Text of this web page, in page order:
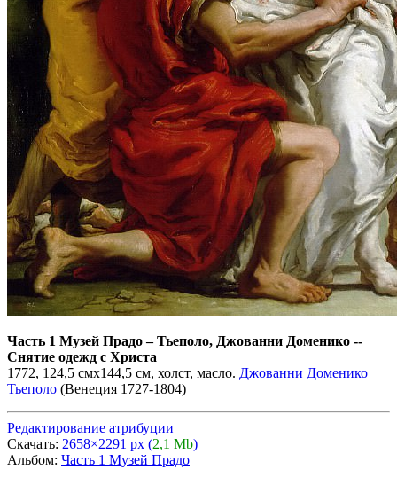
Часть 1 Музей Прадо–Тьеполо, Джованни Доменико --
Снятие одежд с Христа
1772, 124,5 смx144,5 см, холст, масло. Джованни Доменико
Тьеполо (Венеция 1727-1804)
Редактирование атрибуции
Скачать: 2658×2291 px (2,1 Mb)
Альбом: Часть 1 Музей Прадо